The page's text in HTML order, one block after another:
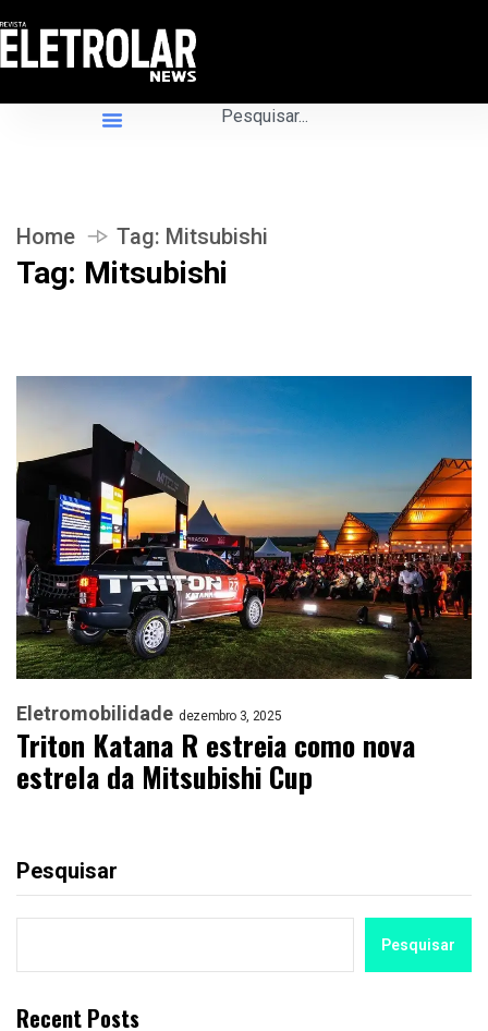
Home Tag: Mitsubishi
Tag: Mitsubishi
Eletromobilidade dezembro 3, 2025
Triton Katana R estreia como nova
estrela da Mitsubishi Cup
Pesquisar
Pesquisar
Recent Posts